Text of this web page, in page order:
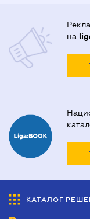
на
КАТАЛОГ